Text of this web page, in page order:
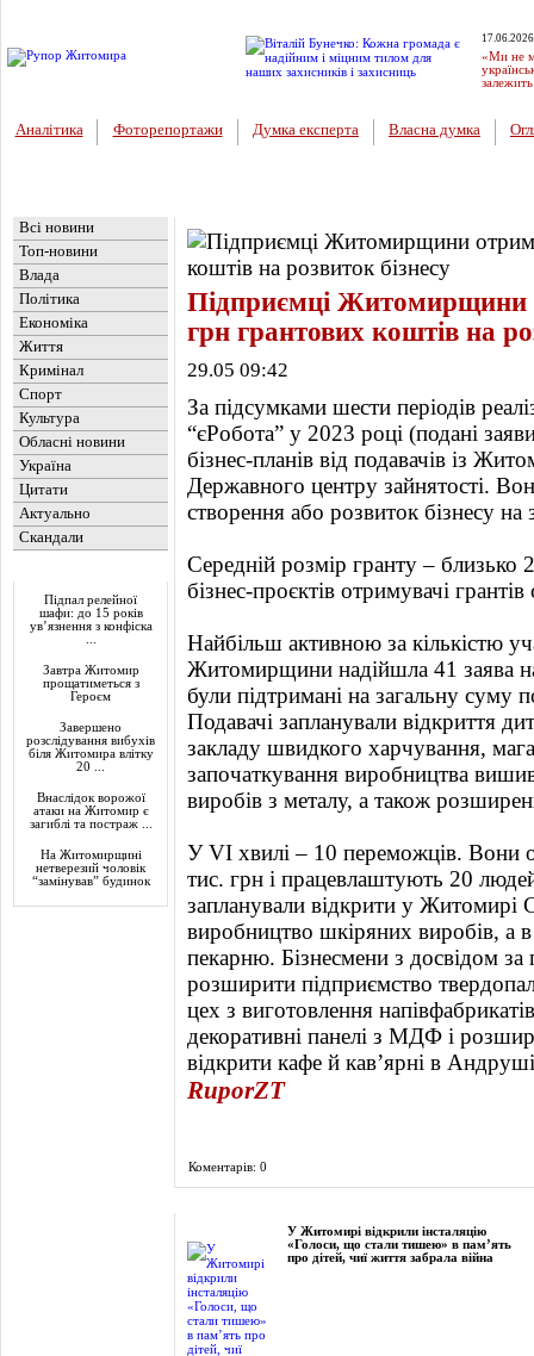
«Ми не
Аналітика Фоторепортажи Думка експерта Власна думка
Всі новини
Топ-новини
Влада
Політика
Економіка
Життя
Кримінал
Спорт
Культура
Обласні новини
Україна
Цитати
Актуально
Скандали
Підпал релейної
шафи: до 15 років
ув’язнення з конфіска
Завтра Житомир
прощатиметься з
Героєм
Завершено
розслідування вибухів
біля Житомира влітку
20 ...
Внаслідок ворожої
атаки на Житомир є
загиблі та постраж ...
На Житомирщині
нетверезий чоловік
“замінував” будинок
Підприємці
грн грантових коштів на
29.05 09:42
За підсумками шести періодів
“єРобота” у 2023 році (подані
бізнес-планів від подавачів із
Державного центру зайнятості.
створення або розвиток бізнесу
Середній розмір гранту – близько
бізнес-проєктів отримувачі
Найбільш активною за кількістю
Житомирщини надійшла 41 заява
були підтримані на загальну суму
Подавачі запланували відкриття
закладу швидкого харчування,
започаткування виробництва
виробів з металу, а також
У VI хвилі – 10 переможців. Вони
тис. грн і працевлаштують 20
запланували відкрити у
виробництво шкіряних виробів, а
пекарню. Бізнесмени з досвідом
розширити підприємство
цех з виготовлення
декоративні панелі з МДФ і
відкрити кафе й кав’ярні в
RuporZT
Коментарів: 0
У Житомирі відкрили інсталяцію
«Голоси, що стали тишею» в пам’ять
про дітей, чиї життя забрала війна